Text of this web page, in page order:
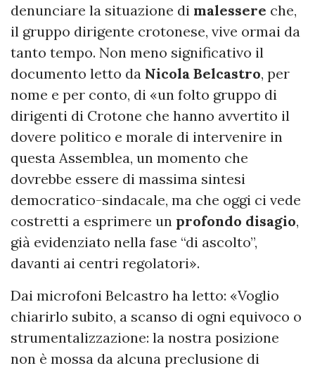
denunciare la situazione di malessere che,
il gruppo dirigente crotonese, vive ormai da
tanto tempo. Non meno significativo il
documento letto da Nicola Belcastro, per
nome e per conto, di «un folto gruppo di
dirigenti di Crotone che hanno avvertito il
dovere politico e morale di intervenire in
questa Assemblea, un momento che
dovrebbe essere di massima sintesi
democratico-sindacale, ma che oggi ci vede
costretti a esprimere un profondo disagio,
già evidenziato nella fase “di ascolto”,
davanti ai centri regolatori».
Dai microfoni Belcastro ha letto: «Voglio
chiarirlo subito, a scanso di ogni equivoco o
strumentalizzazione: la nostra posizione
non è mossa da alcuna preclusione di